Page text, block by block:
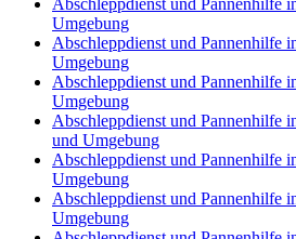
Abschleppdienst und Pannenhilfe
Umgebung
Abschleppdienst und Pannenhilfe
Umgebung
Abschleppdienst und Pannenhilfe
Umgebung
Abschleppdienst und Pannenhilfe
und Umgebung
Abschleppdienst und Pannenhilfe
Umgebung
Abschleppdienst und Pannenhilfe
Umgebung